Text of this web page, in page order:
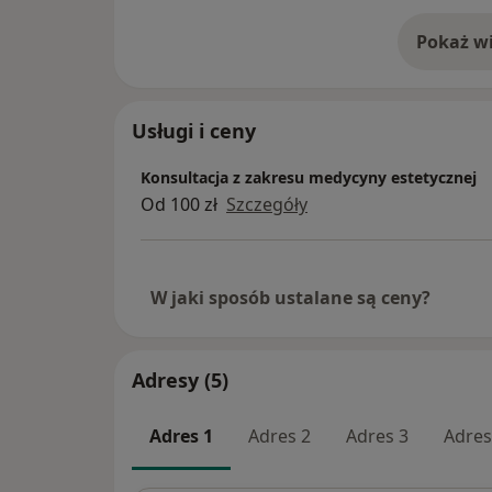
Stosuje niemal nieinwazyjny i
oprócz pracy jest fotografia, pomaga mi to
moich klientów. Każdego traktuję
na czym polegają zabiegi i doradzam,
najwłaściwsze. Dbam, by wszyscy czuli
komfortowo.
Pokażo
Usługi i ceny
Konsultacja z zakresu medycyny estetycznej
Od 100 zł Szczegóły
W jaki sposób ustalane są ceny?
Adresy (5)
Adres 1 Adres 2 Adres 3